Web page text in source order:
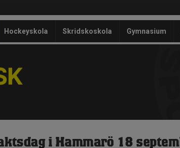
Hockeyskola Skridskoskola Gymnasium
i Hammarö 18